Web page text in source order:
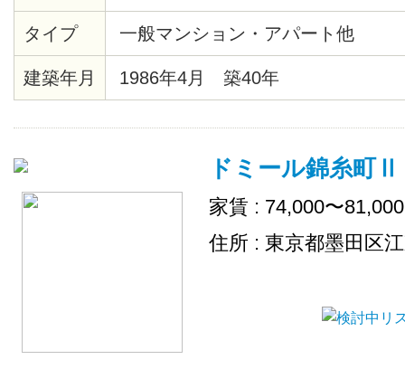
末広町駅まで4分、千代田線湯島
エクスプレス、JR総武線秋葉原駅
タイプ 一般マンション・アパート他
建築年月 1986年4月 築40年
ドミール錦糸町Ⅱ
家賃 : 74,000〜
住所 : 東京都墨田区